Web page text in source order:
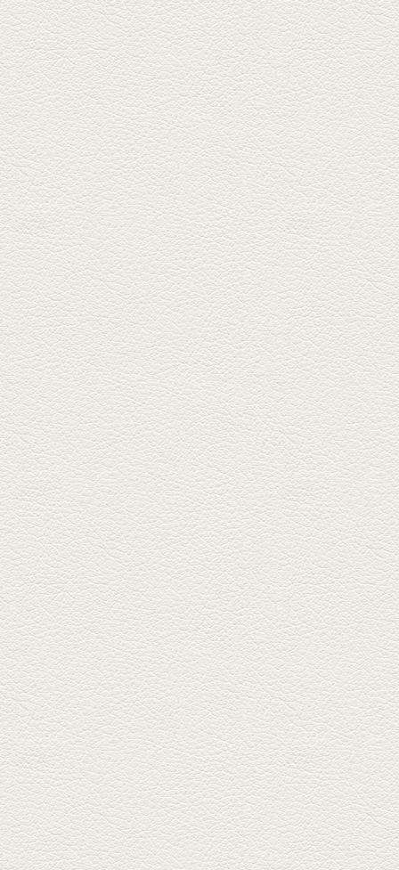
2025年7月4日放送
生姜香る鮭とイクラの土
鍋ご飯 など
銀杏中通りにこの春オープンし
た「創作ダイニング真」へ。暑
い夏...
2025年6月13日放送
ﾊﾓの季節野菜あんかけ＆
どんぐりﾎﾟｰｸ西京焼き
西銀座通り、若き和の料理人の
名店「旬味こさか」で夏の味を
堪能...
2025年5月23日放送
明太もちチーズもんじゃ
銀座中通りで深夜３時まで営業
している「もんじゃ焼きかめの
や」...
2025年5月2日放送
ミックス水餃子＆麻婆豆
腐
新水前寺駅そばの人気店「中華
料理 福来亭」へ。「しろ」ロッ
ク...
2025年4月11日放送
きびなごの塩焼き＆黒豚
しゃぶしゃぶ
春の[熊本屋台村]で昼飲みの刻。
[かごっま屋台 黒で乾杯]で「銀...
2025年3月21日放送
薩摩赤鶏のころころ焼き
＆カツオの藁焼き
三年坂通りのビル２階「焼鳥こ
ろころ」はオシャレな店構えで
炭火...
2025年2月28日放送
踊る車海老＆あか牛串 ウ
ニとキャビア乗せ
ホテル日航熊本の裏、創作串揚
げの新たな店「串ハル」へ「銀
しろ...
2025年2月7日放送
マグロのレアカツ＆合鴨